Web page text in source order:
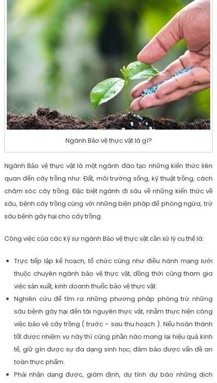
Ngành Bảo vệ thực vật là gì?
Ngành Bảo vệ thực vật là một ngành đào tạo những kiến thức liên
quan đến cây trồng như: Đất, môi trường sống, kỹ thuật trồng, cách
chăm sóc cây trồng. Đặc biệt ngành đi sâu về những kiến thức về
sâu, bệnh cây trồng cùng với những biện pháp để phòng ngừa, trừ
sâu bệnh gây hại cho cây trồng.
Công việc của các kỹ sư ngành Bảo vệ thực vật cần xử lý cụ thể là:
Trực tiếp lập kế hoạch, tổ chức cũng như điều hành mạng lưới
thuộc chuyên ngành bảo vệ thực vật, đồng thời cũng tham gia
việc sản xuất, kinh doanh thuốc bảo vệ thực vật.
Nghiên cứu để tìm ra những phương pháp phòng trừ những
sâu bệnh gây hại đến tài nguyên thực vật, nhằm thực hiện công
việc bảo vệ cây trồng ( trước – sau thu hoạch ). Nếu hoàn thành
tốt được nhiệm vụ này thì cũng phần nào mang lại hiệu quả kinh
tế, giữ gìn được sự đa dạng sinh học, đảm bảo được vấn đề an
toàn thực phẩm.
Phải nhận dạng được, giám định, dự tính dự báo những dịch